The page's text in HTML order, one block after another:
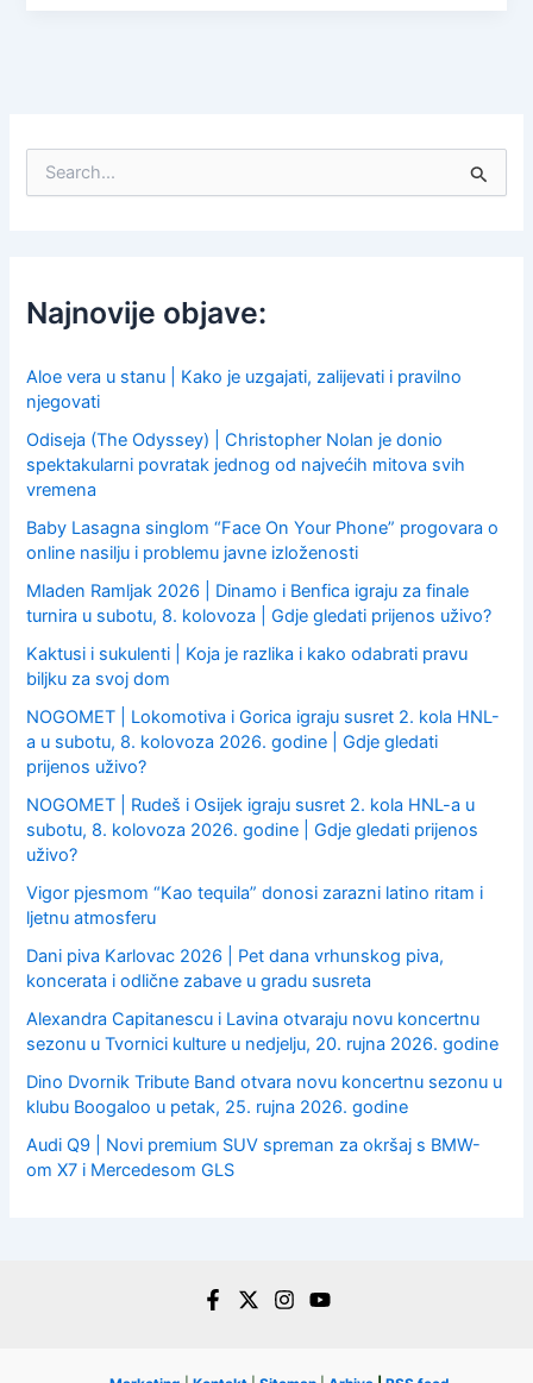
f
o
:
Najnovije objave:
Aloe vera u stanu | Kako je uzgajati, zalijevati i pravilno
njegovati
Odiseja (The Odyssey) | Christopher Nolan je donio
spektakularni povratak jednog od najvećih mitova svih
vremena
Baby Lasagna singlom “Face On Your Phone” progovara o
online nasilju i problemu javne izloženosti
Mladen Ramljak 2026 | Dinamo i Benfica igraju za finale
turnira u subotu, 8. kolovoza | Gdje gledati prijenos uživo?
Kaktusi i sukulenti | Koja je razlika i kako odabrati pravu
biljku za svoj dom
NOGOMET | Lokomotiva i Gorica igraju susret 2. kola HNL-
a u subotu, 8. kolovoza 2026. godine | Gdje gledati
prijenos uživo?
NOGOMET | Rudeš i Osijek igraju susret 2. kola HNL-a u
subotu, 8. kolovoza 2026. godine | Gdje gledati prijenos
uživo?
Vigor pjesmom “Kao tequila” donosi zarazni latino ritam i
ljetnu atmosferu
Dani piva Karlovac 2026 | Pet dana vrhunskog piva,
koncerata i odlične zabave u gradu susreta
Alexandra Capitanescu i Lavina otvaraju novu koncertnu
sezonu u Tvornici kulture u nedjelju, 20. rujna 2026. godine
Dino Dvornik Tribute Band otvara novu koncertnu sezonu u
klubu Boogaloo u petak, 25. rujna 2026. godine
Audi Q9 | Novi premium SUV spreman za okršaj s BMW-
om X7 i Mercedesom GLS